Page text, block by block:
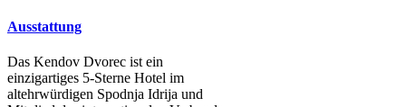
Ausstattung
Das Kendov Dvorec ist ein
einzigartiges 5-Sterne Hotel im
altehrwürdigen Spodnja Idrija und